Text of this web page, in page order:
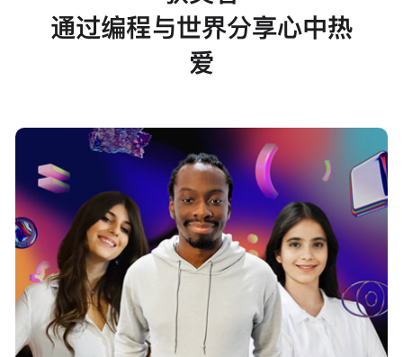
通过编程与世界分享心中热
爱